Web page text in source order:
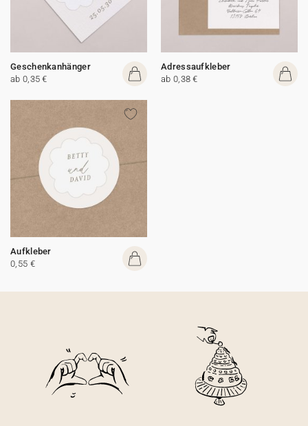
Geschenkanhänger
ab 0,35 €
Adressaufkleber
ab 0,38 €
Aufkleber
0,55 €